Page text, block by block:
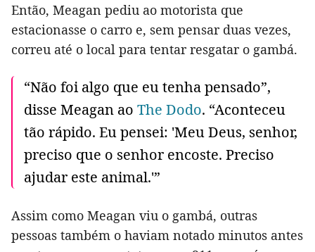
Então, Meagan pediu ao motorista que
estacionasse o carro e, sem pensar duas vezes,
correu até o local para tentar resgatar o gambá.
“Não foi algo que eu tenha pensado”,
disse Meagan ao The Dodo. “Aconteceu
tão rápido. Eu pensei: 'Meu Deus, senhor,
preciso que o senhor encoste. Preciso
ajudar este animal.'”
Assim como Meagan viu o gambá, outras
pessoas também o haviam notado minutos antes